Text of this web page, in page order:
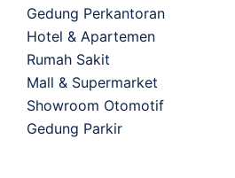
Gedung Perkantoran
Hotel & Apartemen
Rumah Sakit
Mall & Supermarket
Showroom Otomotif
Gedung Parkir